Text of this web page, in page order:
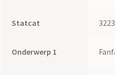
Statcat 3223
Onderwerp 1